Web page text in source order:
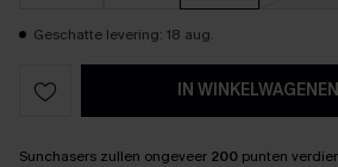
Geschatte levering: 18 aug.
IN WINKELWAGENEN
Sunchasers zullen ongeveer 200 punten